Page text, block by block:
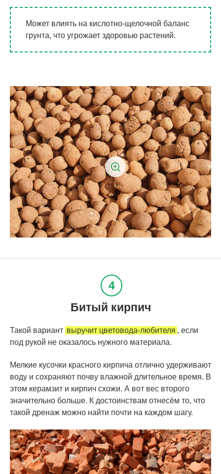
Может влиять на кислотно-щелочной баланс
грунта, что угрожает здоровью растений.
Битый кирпич
Такой вариант выручит цветовода-любителя , если
под рукой не оказалось нужного материала.
Мелкие кусочки красного кирпича отлично удерживают
воду и сохраняют почву влажной длительное время. В
этом керамзит и кирпич схожи. А вот вес второго
значительно больше. К достоинствам отнесём то, что
такой дренаж можно найти почти на каждом шагу.